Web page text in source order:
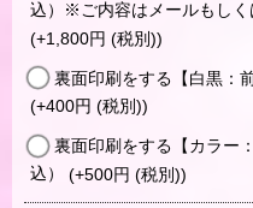
込）※ご内容はメールもし
(+1,800円 (税別))
裏面印刷をする【白黒：
(+400円 (税別))
裏面印刷をする【カラー
込） (+500円 (税別))